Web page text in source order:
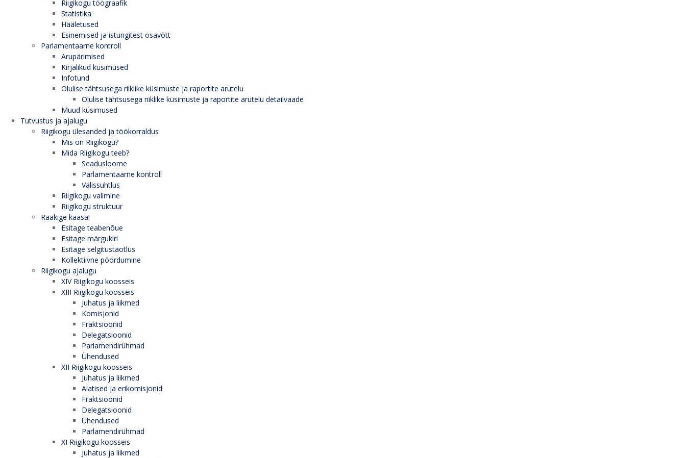
Riigikogu töögraafik
Statistika
Hääletused
Esinemised ja istungitest osavõtt
Parlamentaarne kontroll
Arupärimised
Kirjalikud küsimused
Infotund
Olulise tähtsusega riiklike küsimuste ja raportite arutelu
Olulise tähtsusega riiklike küsimuste ja raportite arutelu detailvaade
Muud küsimused
Tutvustus ja ajalugu
Riigikogu ülesanded ja töökorraldus
Mis on Riigikogu?
Mida Riigikogu teeb?
Seadusloome
Parlamentaarne kontroll
Välissuhtlus
Riigikogu valimine
Riigikogu struktuur
Rääkige kaasa!
Esitage teabenõue
Esitage märgukiri
Esitage selgitustaotlus
Kollektiivne pöördumine
Riigikogu ajalugu
XIV Riigikogu koosseis
XIII Riigikogu koosseis
Juhatus ja liikmed
Komisjonid
Fraktsioonid
Delegatsioonid
Parlamendirühmad
Ühendused
XII Riigikogu koosseis
Juhatus ja liikmed
Alatised ja erikomisjonid
Fraktsioonid
Delegatsioonid
Ühendused
Parlamendirühmad
XI Riigikogu koosseis
Juhatus ja liikmed